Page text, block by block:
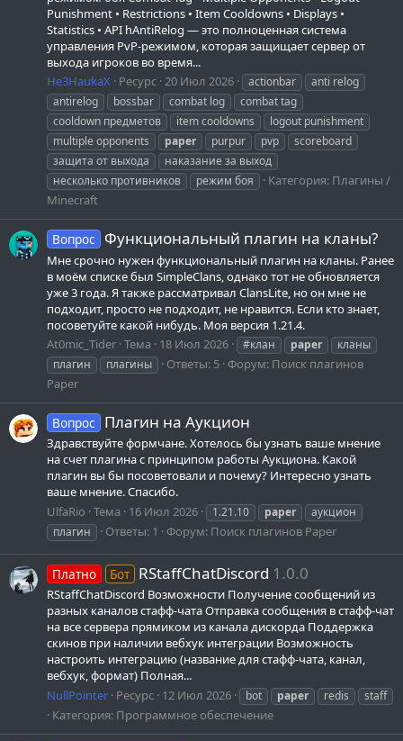
Punishment • Restrictions • Item Cooldowns • Displays •
Statistics • API hAntiRelog — это полноценная система
управления PvP-режимом, которая защищает сервер от
выхода игроков во время...
He3HaukaX Ресурс 20 Июл 2026 actionbar
anti relog
antirelog
bossbar combat log
combat tag
cooldown предметов
item cooldowns
logout punishment
multiple opponents
paper purpur pvp
scoreboard
защита от выхода
наказание за выход
несколько противников
режим боя Категория: Плагины /
Minecraft
Вопрос Функциональный плагин на кланы?
Мне срочно нужен функциональный плагин на кланы. Ранее
в моём списке был SimpleClans, однако тот не обновляется
уже 3 года. Я также рассматривал ClansLite, но он мне не
подходит, просто не подходит, не нравится. Если кто знает,
посоветуйте какой нибудь. Моя версия 1.21.4.
At0mic_Tider Тема 18 Июл 2026 #клан paper
кланы
плагин
плагины Ответы: 5 Форум: Поиск плагинов
Paper
Вопрос Плагин на Аукцион
Здравствуйте формчане. Хотелось бы узнать ваше мнение
на счет плагина с принципом работы Аукциона. Какой
плагин вы бы посоветовали и почему? Интересно узнать
ваше мнение. Спасибо.
UlfaRio Тема 16 Июл 2026 1.21.10 paper
аукцион
плагин
Ответы: 1 Форум: Поиск плагинов Paper
Платно Бот RStaffChatDiscord 1.0.0
RStaffChatDiscord Возможности Получение сообщений из
разных каналов стафф-чата Отправка сообщения в стафф-чат
на все сервера прямиком из канала дискорда Поддержка
скинов при наличии вебхук интеграции Возможность
настроить интеграцию (название для стафф-чата, канал,
вебхук, формат) Полная...
NullPointer Ресурс 12 Июл 2026 bot paper redis staff
Категория: Программное обеспечение